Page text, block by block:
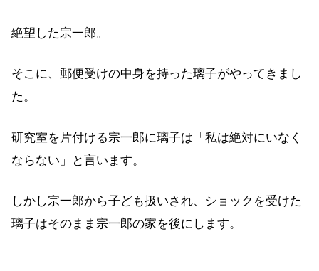
絶望した宗一郎。
そこに、郵便受けの中身を持った璃子がやってきまし
た。
研究室を片付ける宗一郎に璃子は「私は絶対にいなく
ならない」と言います。
しかし宗一郎から子ども扱いされ、ショックを受けた
璃子はそのまま宗一郎の家を後にします。